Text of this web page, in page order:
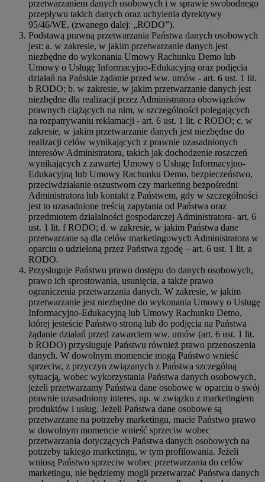
przetwarzaniem danych osobowych i w sprawie swobodnego
przepływu takich danych oraz uchylenia dyrektywy
95/46/WE, (zwanego dalej: „RODO”).
Podstawą prawną przetwarzania Państwa danych osobowych
jest: a. w zakresie, w jakim przetwarzanie danych jest
niezbędne do wykonania Umowy Rachunku Demo lub
Umowy o Usługę Informacyjno-Edukacyjną oraz podjęcia
działań na Pańskie żądanie przed ww. umów - art. 6 ust. 1 lit.
b RODO; b. w zakresie, w jakim przetwarzanie danych jest
niezbędne dla realizacji przez Administratora obowiązków
prawnych ciążących na nim, w szczególności polegających
na rozpatrywaniu reklamacji - art. 6 ust. 1 lit. c RODO; c. w
zakresie, w jakim przetwarzanie danych jest niezbędne do
realizacji celów wynikających z prawnie uzasadnionych
interesów Administratora, takich jak dochodzenie roszczeń
wynikających z zawartej Umowy o Usługę Informacyjno-
Edukacyjną lub Umowy Rachunku Demo, bezpieczeństwo,
przeciwdziałanie oszustwom czy marketing bezpośredni
Administratora lub kontakt z Państwem, gdy w szczególności
jest to uzasadnione treścią zapytania od Państwa oraz
przedmiotem działalności gospodarczej Administratora- art. 6
ust. 1 lit. f RODO; d. w zakresie, w jakim Państwa dane
przetwarzane są dla celów marketingowych Administratora w
oparciu o udzieloną przez Państwa zgodę – art. 6 ust. 1 lit. a
RODO.
Przysługuje Państwu prawo dostępu do danych osobowych,
prawo ich sprostowania, usunięcia, a także prawo
ograniczenia przetwarzania danych. W zakresie, w jakim
przetwarzanie jest niezbędne do wykonania Umowy o Usługę
Informacyjno-Edukacyjną lub Umowy Rachunku Demo,
której jesteście Państwo stroną lub do podjęcia na Państwa
żądanie działań przed zawarciem ww. umów (art. 6 ust. 1 lit.
b RODO) przysługuje Państwu również prawo przenoszenia
danych. W dowolnym momencie mogą Państwo wnieść
sprzeciw, z przyczyn związanych z Państwa szczególną
sytuacją, wobec wykorzystania Państwa danych osobowych,
jeżeli przetwarzamy Państwa dane osobowe w oparciu o swój
prawnie uzasadniony interes, np. w związku z marketingiem
produktów i usług. Jeżeli Państwa dane osobowe są
przetwarzane na potrzeby marketingu, macie Państwo prawo
w dowolnym momencie wnieść sprzeciw wobec
przetwarzania dotyczących Państwa danych osobowych na
potrzeby takiego marketingu, w tym profilowania. Jeżeli
wniosą Państwo sprzeciw wobec przetwarzania do celów
marketingu, nie będziemy mogli przetwarzać Państwa danych